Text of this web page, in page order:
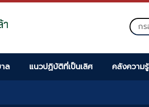
ล แนวปฏิบัติที่เป็นเลิศ คลังความรู้